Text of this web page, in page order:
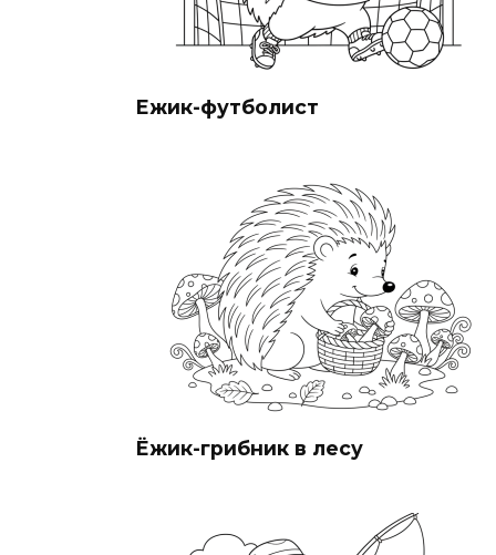
Ежик-футболист
Ёжик-грибник в лесу